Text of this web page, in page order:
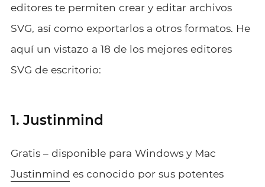
editores te permiten crear y editar archivos
SVG, así como exportarlos a otros formatos. He
aquí un vistazo a 18 de los mejores editores
SVG de escritorio:
1. Justinmind
Gratis – disponible para Windows y Mac
Justinmind es conocido por sus potentes